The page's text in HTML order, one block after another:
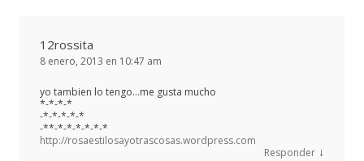
12rossita
8 enero, 2013 en 10:47 am
yo tambien lo tengo…me gusta mucho
*-*-*-*
-*-*-*-*-*
-**-*-*-*-*-*-*
http://rosaestilosayotrascosas.wordpress.com
Responder ↓